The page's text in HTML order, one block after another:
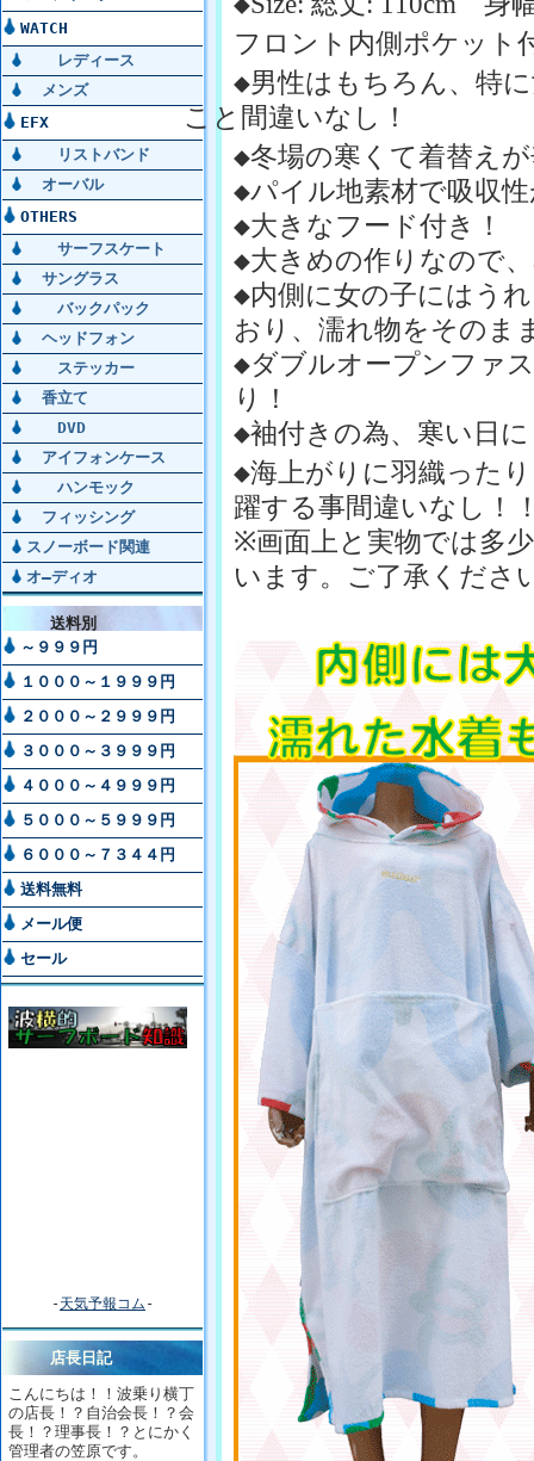
WATCH
レディース
メンズ
EFX
リストバンド
オーバル
OTHERS
サーフスケート
サングラス
バックパック
ヘッドフォン
ステッカー
香立て
DVD
アイフォンケース
ハンモック
フィッシング
スノーボード関連
オ―ディオ
送料別
～９９９円
１０００～１９９９円
２０００～２９９９円
３０００～３９９９円
４０００～４９９９円
５０００～５９９９円
６０００～７３４４円
送料無料
メール便
セール
-天気予報コム -
店長日記
こんにちは！！波乗り横丁
の店長！？自治会長！？会
長！？理事長！？とにかく
管理者の笠原です。
フロント内側ポケット
◆男性はもちろん、特
こと間違いなし！
◆冬場の寒くて着替え
◆パイル地素材で吸収
◆大きなフード付き！
◆大きめの作りなので
◆内側に女の子にはう
おり、濡れ物をそのま
◆ダブルオープンファ
り！
◆袖付きの為、寒い日
◆海上がりに羽織った
躍する事間違いなし！
※画面上と実物では多
います。ご了承くださ